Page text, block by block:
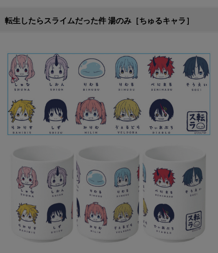
転生したらスライムだった件 湯のみ［ちゅるキャラ］